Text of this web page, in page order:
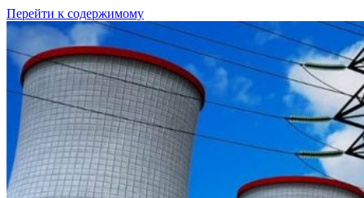
Перейти к содержимому